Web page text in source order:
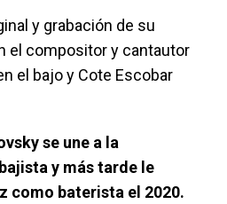
y grabación de su
el compositor y cantautor
el bajo y Cote Escobar
se une a la
y más tarde le
como baterista el 2020.